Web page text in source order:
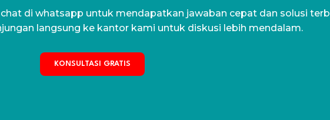
di whatsapp untuk mendapatkan jawaban cepat dan solusi
langsung ke kantor kami untuk diskusi lebih mendalam.
KONSULTASI GRATIS